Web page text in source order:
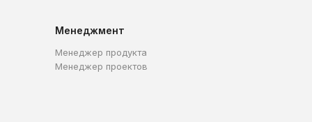
Менеджмент
Менеджер продукта
Менеджер проектов